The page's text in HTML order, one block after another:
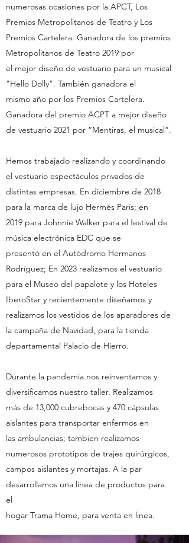
numerosas ocasiones por la APCT, Los
Premios Metropolitanos de Teatro y Los
Premios Cartelera. Ganadora de los premios
Metropolitanos de Teatro 2019 por
el mejor diseño de vestuario para un musical
"Hello Dolly". También ganadora el
mismo año por los Premios Cartelera.
Ganadora del premio ACPT a mejor diseño
de vestuario 2021 por “Mentiras, el musical”.
Hemos trabajado realizando y coordinando
el vestuario espectáculos privados de
distintas empresas. En diciembre de 2018
para la marca de lujo Hermés Paris; en
2019 para Johnnie Walker para el festival de
música electrónica EDC que se
presentó en el Autódromo Hermanos
Rodríguez; En 2023 realizamos el vestuario
para el Museo del papalote y los Hoteles
IberoStar y recientemente diseñamos y
realizamos los vestidos de los aparadores de
la campaña de Navidad, para la tienda
departamental Palacio de Hierro.
Durante la pandemia nos reinventamos y
diversificamos nuestro taller. Realizamos
más de 13,000 cubrebocas y 470 cápsulas
aislantes para transportar enfermos en
las ambulancias; tambien realizamos
numerosos prototipos de trajes quirúrgicos,
campos aislantes y mortajas. A la par
desarrollamos una linea de productos para
el
hogar Trama Home, para venta en linea.